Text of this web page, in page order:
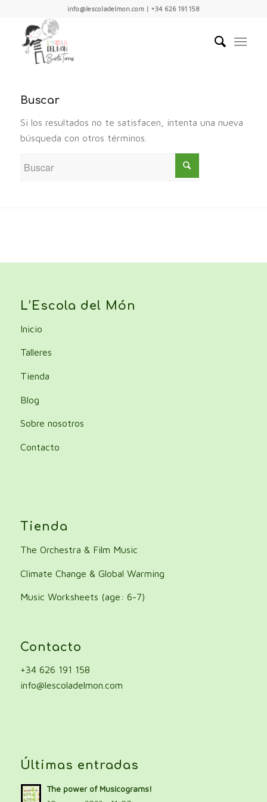
info@lescoladelmon.com | +34 626 191 158
Buscar
Si los resultados no te satisfacen, intenta una nueva
búsqueda con otros términos.
L’Escola del Món
Inicio
Talleres
Tienda
Blog
Sobre nosotros
Contacto
Tienda
The Orchestra & Film Music
Climate Change & Global Warming
Music Worksheets (age: 6-7)
Contacto
+34 626 191 158
info@lescoladelmon.com
Últimas entradas
The power of Musicograms!